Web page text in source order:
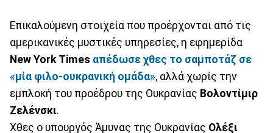
Επικαλούμενη στοιχεία που προέρχονται από τις
αμερικανικές μυστικές υπηρεσίες, η εφημερίδα
New York Times απέδωσε χθες το σαμποτάζ σε
«μία φιλο-ουκρανική ομάδα», αλλά χωρίς την
εμπλοκή του προέδρου της Ουκρανίας Βολοντίμιρ
Ζελένσκι.
Χθες ο υπουργός Άμυνας της Ουκρανίας Ολέξι